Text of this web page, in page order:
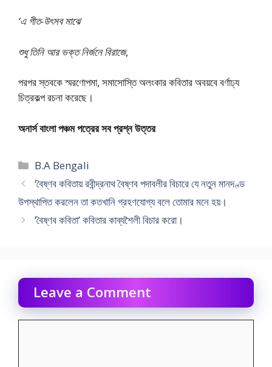
‘এ গীত-উৎসব মাঝে
শুধু তিনি আর ভক্ত নির্জনে বিরাজে,
পরপর স্তবকে স্মরণোপমা, সমাসোস্তি অলংকার কবিতার অবয়বে বর্ণাঢ্য
চিত্রকল্প রচনা করেছে।
অনার্স বাংলা পঞ্চম পত্রের সব প্রশ্ন উত্তর
Categories
B.A Bengali
‘বৈষ্ণব কবিতায় রবীন্দ্রনাথ বৈষ্ণব পদাবলীর বিচারে যে নতুন মানদণ্ড
উপস্থাপিত করলেন তা কতখানি গ্রহণযোগ্য বলে তোমার মনে হয়।
‘বৈষ্ণব কবিতা’ কবিতার কাব্যশৈলী বিচার করো।
Leave a Comment